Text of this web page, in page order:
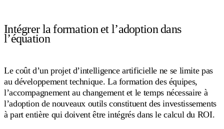
Intégrer la formation et l’adoption dans
l’équation
Le coût d’un projet d’intelligence artificielle ne se limite pas
au développement technique. La formation des équipes,
l’accompagnement au changement et le temps nécessaire à
l’adoption de nouveaux outils constituent des investissements
à part entière qui doivent être intégrés dans le calcul du ROI.